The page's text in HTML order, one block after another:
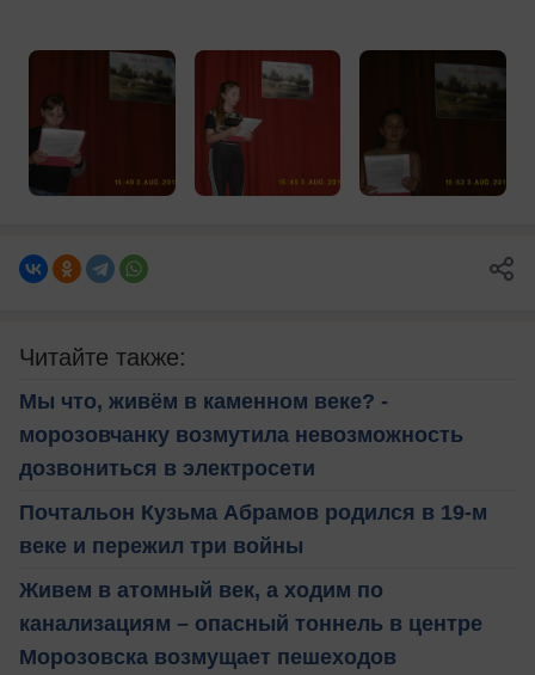
Читайте также:
Мы что, живём в каменном веке? -
морозовчанку возмутила невозможность
дозвониться в электросети
Почтальон Кузьма Абрамов родился в 19-м
веке и пережил три войны
Живем в атомный век, а ходим по
канализациям – опасный тоннель в центре
Морозовска возмущает пешеходов